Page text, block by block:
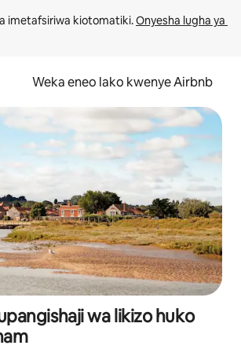
imetafsiriwa kiotomatiki. Onyesha lugha ya
Weka eneo lako kwenye Airbnb
wa likizo huko